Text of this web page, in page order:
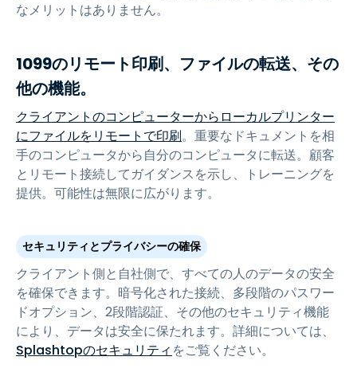
なメリットはありません。
1099のリモート印刷、ファイルの転送、その
他の機能。
クライアントのコンピューターからローカルプリンター
にファイルをリモートで印刷。重要なドキュメントを相
手のコンピュータから自分のコンピュータに転送。顧客
とリモート接続してガイダンスを示し、トレーニングを
提供。可能性は無限に広がります。
セキュリティとプライバシーの確保
クライアント側と自社側で、すべての人のデータの安全
を確保できます。暗号化された接続、多段階のパスワー
ドオプション、2段階認証、その他のセキュリティ機能
により、データは安全に保たれます。詳細については、
Splashtopのセキュリティ をご覧ください。